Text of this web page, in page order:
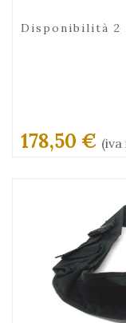
Disponibilità 2
178,50 € (iva